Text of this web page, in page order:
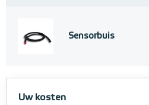
Sensorbuis
Uw kosten